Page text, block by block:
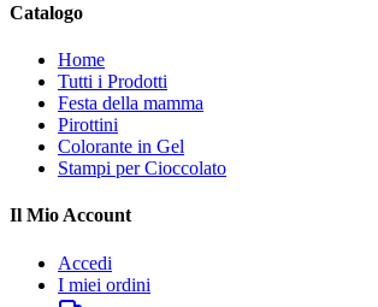
Catalogo
Home
Tutti i Prodotti
Festa della mamma
Pirottini
Colorante in Gel
Stampi per Cioccolato
Il Mio Account
Accedi
I miei ordini